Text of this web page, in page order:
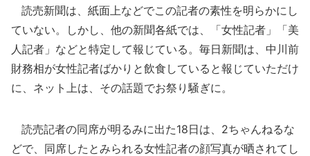
読売新聞は、紙面上などでこの記者の素性を明らかにし
ていない。しかし、他の新聞各紙では、「女性記者」「美
人記者」などと特定して報じている。毎日新聞は、中川前
財務相が女性記者ばかりと飲食していると報じていただけ
に、ネット上は、その話題でお祭り騒ぎに。
読売記者の同席が明るみに出た18日は、2ちゃんねるな
どで、同席したとみられる女性記者の顔写真が晒されてし